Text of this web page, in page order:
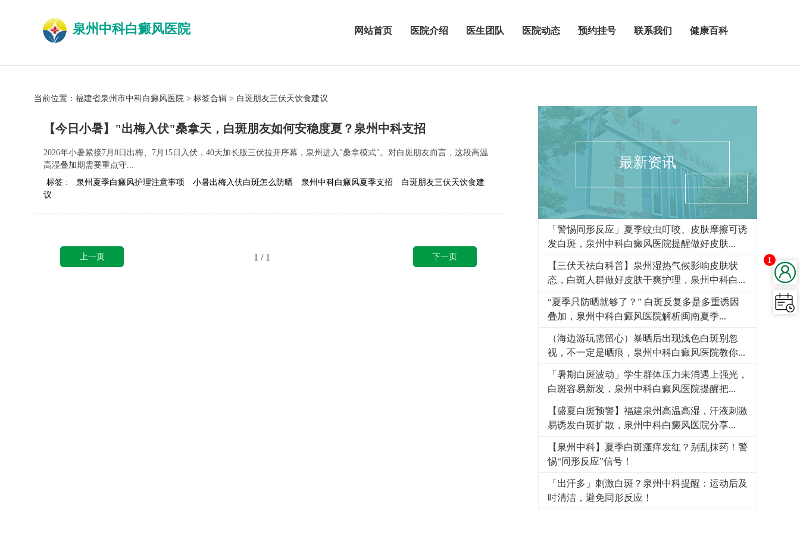
1
泉州中科白癜风医院 网站首页 医院介绍 医生团队 医院动态 预约挂号 联系我们 健康百科
当前位置： 福建省泉州市中科白癜风医院 > 标签合辑 > 白斑朋友三伏天饮食建议
【今日小暑】"出梅入伏"桑拿天，白斑朋友如何安稳度夏？泉州中科支招
2026年小暑紧接7月8日出梅、7月15日入伏，40天加长版三伏拉开序幕，泉州进入"桑拿模式"。对白斑朋友而言，这段高温
高湿叠加期需要重点守...
标签 :
泉州夏季白癜风护理注意事项 小暑出梅入伏白斑怎么防晒 泉州中科白癜风夏季支招
白斑朋友三伏天饮食建
议
上一页 1 / 1 下一页
最新资讯
「警惕同形反应」夏季蚊虫叮咬、皮肤摩擦可诱
发白斑，泉州中科白癜风医院提醒做好皮肤...
【三伏天祛白科普】泉州湿热气候影响皮肤状
态，白斑人群做好皮肤干爽护理，泉州中科白...
“夏季只防晒就够了？” 白斑反复多是多重诱因
叠加，泉州中科白癜风医院解析闽南夏季...
（海边游玩需留心）暴晒后出现浅色白斑别忽
视，不一定是晒痕，泉州中科白癜风医院教你...
「暑期白斑波动」学生群体压力未消遇上强光，
白斑容易新发，泉州中科白癜风医院提醒把...
【盛夏白斑预警】福建泉州高温高湿，汗液刺激
易诱发白斑扩散，泉州中科白癜风医院分享...
【泉州中科】夏季白斑瘙痒发红？别乱抹药！警
惕“同形反应”信号！
「出汗多」刺激白斑？泉州中科提醒：运动后及
时清洁，避免同形反应！